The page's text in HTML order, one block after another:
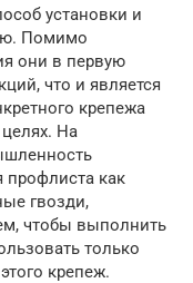
установки и
Помимо
они в первую
что и является
крепежа
На
профлиста как
гвозди,
чтобы выполнить
только
крепеж.